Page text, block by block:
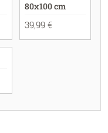
80x100 cm
39,99 €